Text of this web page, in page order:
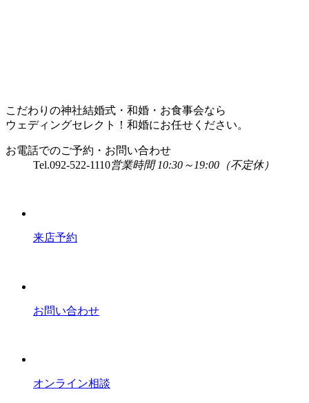
こだわりの神社結婚式・和婚・お食事会なら
ウェディングセレクト！和婚にお任せください。
お電話でのご予約・お問い合わせ
Tel.092-522-1110営業時間 10:30～19:00（不定休）
来店予約
お問い合わせ
オンライン相談